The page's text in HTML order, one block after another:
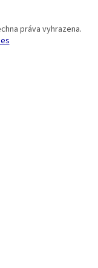
práva vyhrazena.